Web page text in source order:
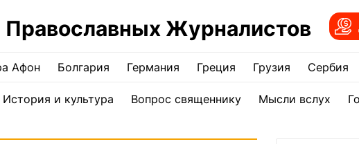
Журналистов
Афон Болгария Германия Греция Грузия Сербия
История и культура Вопрос священнику Мысли вслух